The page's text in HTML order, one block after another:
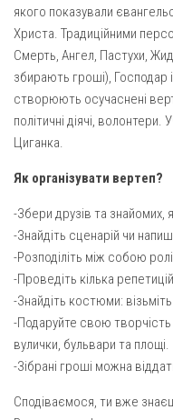
якого показували
Христа. Традиційними
Смерть, Ангел, Пастухи,
збирають гроші), Господар
створюють осучаснені
політичні діячі,
Циганка.
Як організувати вертеп?
-Збери друзів та знайомих,
-Знайдіть сценарій чи
-Розподіліть між собою
-Проведіть кілька
-Знайдіть костюми:
-Подаруйте свою
вулички, бульвари та площі.
-Зібрані гроші можна
Сподіваємося, ти вже